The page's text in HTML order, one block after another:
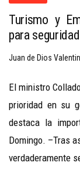
Turismo y
para
Juan de Dios Valentin
El ministro
prioridad en su
destaca la
Domingo. –Tras
verdaderamente